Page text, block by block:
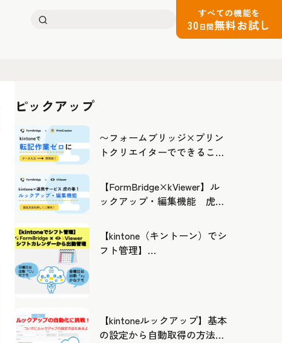
検
すべての機能を
30 日間無料お試し
ピックアップ
〜フォームブリッジ×プリン
トクリエイターでできるこ
よう
【FormBridge×kViewer】ル
ックアップ・編集機能 虎の
【kintone（キントーン）でシ
フト管理】
【kintoneルックアップ】基本
の設定から自動取得の方法ま